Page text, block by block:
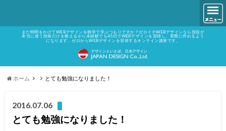
まだ時間をかけてWEBデザインを独学で学ぶつもりですか？ゼロイチWEBデザインなら現役が
本当に使う技術だけを教えるから未経験でも45日でWEBデザインを習得し、実際に作れるよう
になります。ゼロからWEBデザインを習得するオンライン講座です。
ホーム とても勉強になりました！
2016.07.06
とても勉強になりました！